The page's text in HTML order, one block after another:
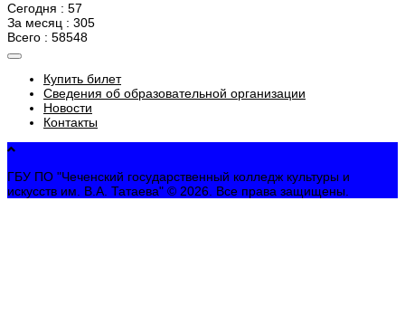
Сегодня : 57
За месяц : 305
Всего : 58548
Купить билет
Сведения об образовательной организации
Новости
Контакты
ГБУ ПО "Чеченский государственный колледж культуры и
искусств им. В.А. Татаева" © 2026. Все права защищены.